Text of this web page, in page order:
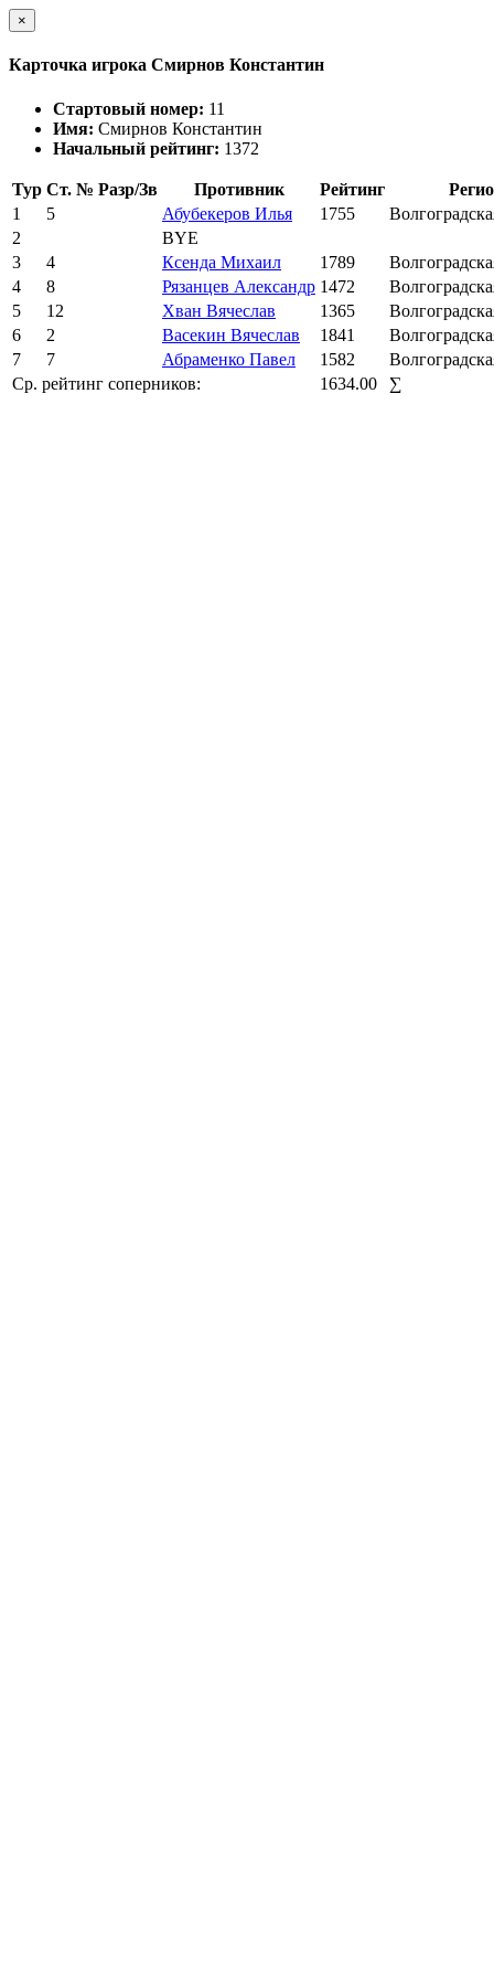
×
Карточка игрока Смирнов Константин
Стартовый номер: 11
Имя: Смирнов Константин
Начальный рейтинг: 1372
Тур Ст. № Разр/Зв Противник Рейтинг
1
5 Абубекеров Илья 1755
2
BYE
3
4 Ксенда Михаил 1789
4
8 Рязанцев Александр 1472
5
12 Хван Вячеслав 1365
6
2 Васекин Вячеслав 1841
7
7 Абраменко Павел 1582
Ср. рейтинг соперников:
1634.00 ∑